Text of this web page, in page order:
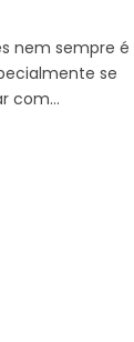
nem sempre é
se
com…